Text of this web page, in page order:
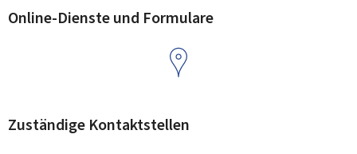
Online-Dienste und Formulare
Zuständige Kontaktstellen